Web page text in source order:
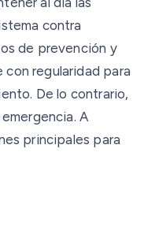
contra
de prevención y
regularidad para
De lo contrario,
A
principales para